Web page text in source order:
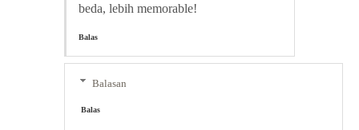
beda, lebih memorable!
Balas
Balasan
Balas